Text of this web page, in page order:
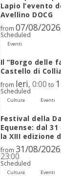
Lapio l’evento
Avellino DOCG
from 07/08/2026
Scheduled
Eventi
Il “Borgo delle
Castello di
from Ieri, 0:00 to
Scheduled
Cultura Eventi
Festival della
Equense: dal
la XIII edizione
from 31/08/2026
23:00
Scheduled
Cultura Eventi